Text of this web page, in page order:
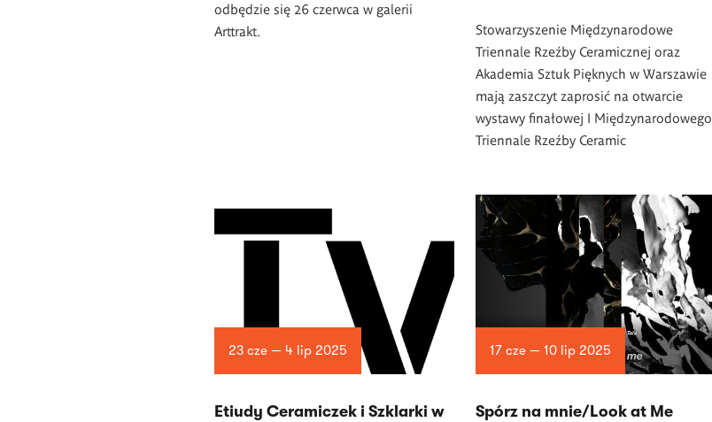
odbędzie się 26 czerwca w galerii
Arttrakt.
Stowarzyszenie Międzynarodowe
Triennale Rzeźby Ceramicznej oraz
Akademia Sztuk Pięknych w Warszawie
mają zaszczyt zaprosić na otwarcie
wystawy finałowej I Międzynarodowego
Triennale Rzeźby Ceramic
23 cze — 4 lip 2025
Etiudy Ceramiczek i Szklarki w
17 cze — 10 lip 2025
Spórz na mnie/Look at Me